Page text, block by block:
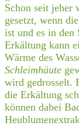
Schon seit jeher
gesetzt, wenn
ist und es in den
Erkältung kann
Wärme des
Schleimhäute
wird gedrosselt.
die Erkältung
können dabei